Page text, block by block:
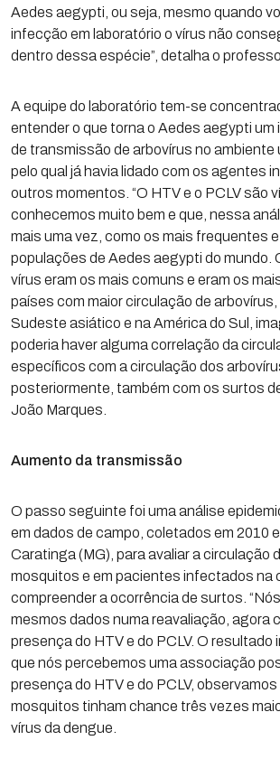
Aedes aegypti, ou seja, mesmo quando
infecção em laboratório o vírus não
dentro dessa espécie”, detalha o
A equipe do laboratório tem-se
entender o que torna o Aedes aegypti
de transmissão de arbovírus no ambiente
pelo qual já havia lidado com os agentes
outros momentos. “O HTV e o PCLV são
conhecemos muito bem e que, nessa
mais uma vez, como os mais frequentes
populações de Aedes aegypti do mundo.
vírus eram os mais comuns e eram os
países com maior circulação de
Sudeste asiático e na América do Sul,
poderia haver alguma correlação da
específicos com a circulação dos
posteriormente, também com os surtos
João Marques.
Aumento da transmissão
O passo seguinte foi uma análise
em dados de campo, coletados em 2010
Caratinga (MG), para avaliar a circulação
mosquitos e em pacientes infectados na
compreender a ocorrência de surtos.
mesmos dados numa reavaliação, agora
presença do HTV e do PCLV. O
que nós percebemos uma associação
presença do HTV e do PCLV, observamos
mosquitos tinham chance três vezes
vírus da dengue.